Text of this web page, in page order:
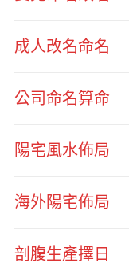
成人改名命名
公司命名算命
陽宅風水佈局
海外陽宅佈局
剖腹生產擇日